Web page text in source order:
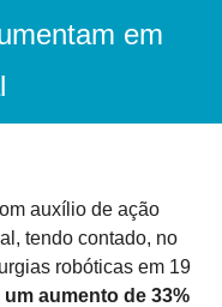
em
auxílio de ação
tendo contado, no
robóticas em 19
um aumento de 33%